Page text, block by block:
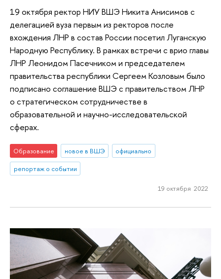
19 октября ректор НИУ ВШЭ Никита Анисимов с
делегацией вуза первым из ректоров после
вхождения ЛНР в состав России посетил Луганскую
Народную Республику. В рамках встречи с врио главы
ЛНР Леонидом Пасечником и председателем
правительства республики Сергеем Козловым было
подписано соглашение ВШЭ с правительством ЛНР
о стратегическом сотрудничестве в
образовательной и научно-исследовательской
сферах.
Образование новое в ВШЭ
официально
репортаж о событии
19 октября 2022